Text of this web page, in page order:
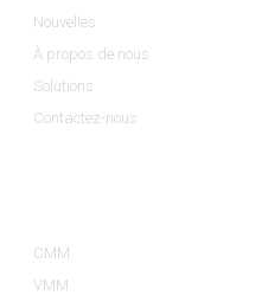
Nouvelles
À propos de nous
Solutions
Contactez-nous
CMM
VMM